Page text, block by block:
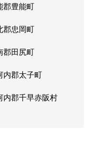
郡豊能町
郡忠岡町
郡田尻町
内郡太子町
内郡千早赤阪村